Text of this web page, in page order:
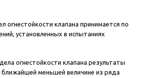
огнестойкости клапана принимается по
установленных в испытаниях
огнестойкости клапана результаты
меньшей величине из ряда